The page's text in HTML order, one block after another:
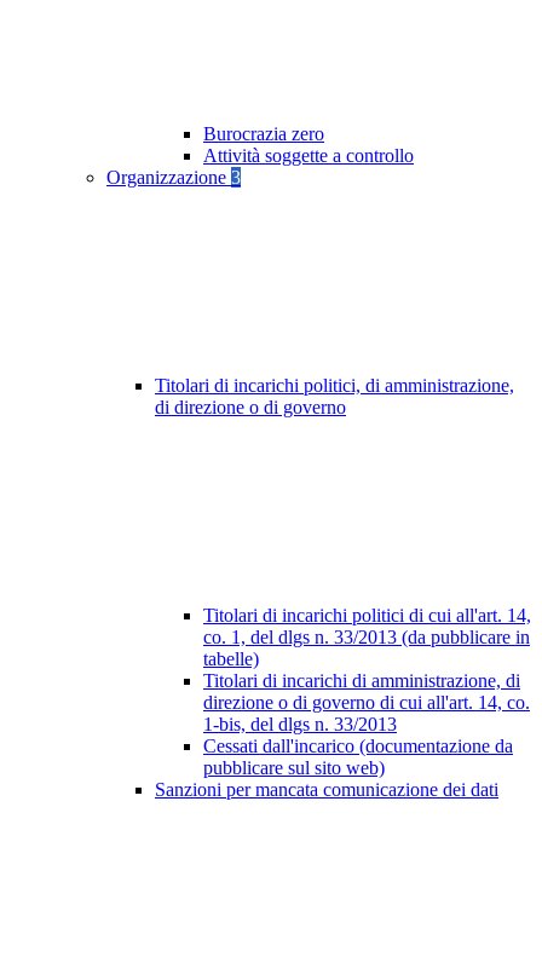
Burocrazia zero
Attività soggette a controllo
Organizzazione 3
Titolari di incarichi politici, di amministrazione,
di direzione o di governo
Titolari di incarichi politici di cui all'art. 14,
co. 1, del dlgs n. 33/2013 (da pubblicare in
tabelle)
Titolari di incarichi di amministrazione, di
direzione o di governo di cui all'art. 14, co.
1-bis, del dlgs n. 33/2013
Cessati dall'incarico (documentazione da
pubblicare sul sito web)
Sanzioni per mancata comunicazione dei dati